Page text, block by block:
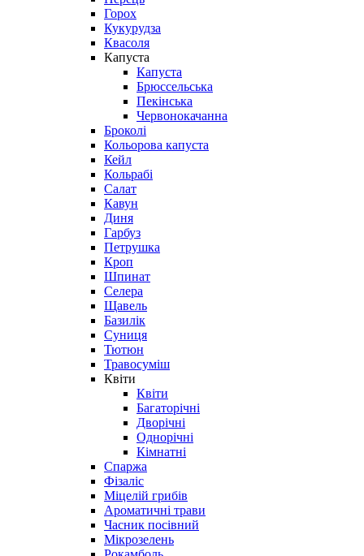
Горох
Кукурудза
Квасоля
Капуста
Капуста
Брюссельська
Пекінська
Червонокачанна
Броколі
Кольорова капуста
Кейл
Кольрабі
Салат
Кавун
Диня
Гарбуз
Петрушка
Кроп
Шпинат
Селера
Щавель
Базилік
Суниця
Тютюн
Травосуміш
Квіти
Квіти
Багаторічні
Дворічні
Однорічні
Кімнатні
Спаржа
Фізаліс
Міцелій грибів
Ароматичні трави
Часник посівний
Мікрозелень